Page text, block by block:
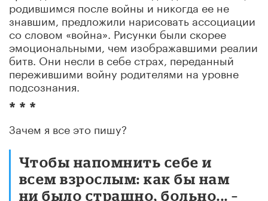
родившимся после войны и никогда ее не
знавшим, предложили нарисовать ассоциации
со словом «война». Рисунки были скорее
эмоциональными, чем изображавшими реалии
битв. Они несли в себе страх, переданный
пережившими войну родителями на уровне
подсознания.
* * *
Зачем я все это пишу?
Чтобы напомнить себе и
всем взрослым: как бы нам
ни было страшно, больно... –